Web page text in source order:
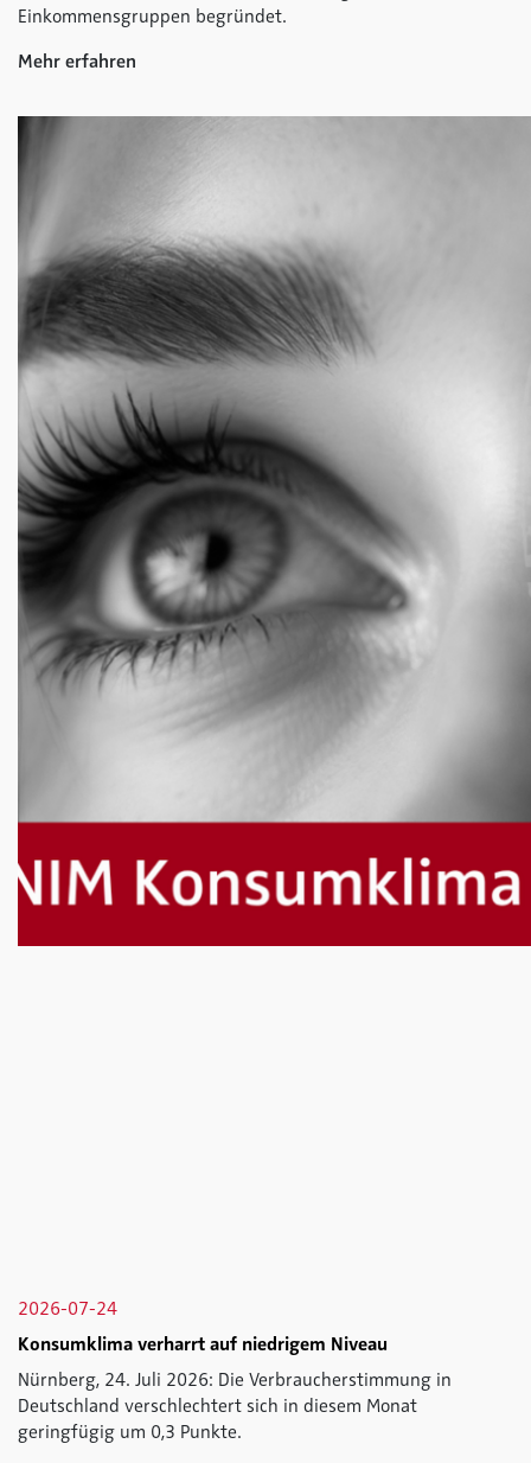
Einkommensgruppen begründet.
Mehr erfahren
2026-07-24
Konsumklima verharrt auf niedrigem Niveau
Nürnberg, 24. Juli 2026: Die Verbraucherstimmung in
Deutschland verschlechtert sich in diesem Monat
geringfügig um 0,3 Punkte.